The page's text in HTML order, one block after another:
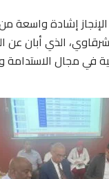
إشادة واسعة
الذي أبان عن
في مجال الاستدامة